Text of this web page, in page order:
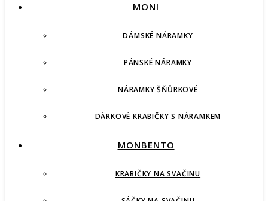
MONI
DÁMSKÉ NÁRAMKY
PÁNSKÉ NÁRAMKY
NÁRAMKY ŠŇŮRKOVÉ
DÁRKOVÉ KRABIČKY S NÁRAMKEM
MONBENTO
KRABIČKY NA SVAČINU